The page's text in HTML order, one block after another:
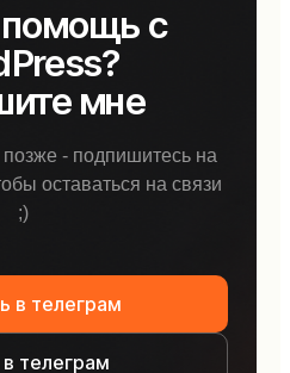
с
мне
- подпишитесь на
оставаться на связи
;)
в телеграм
в телеграм